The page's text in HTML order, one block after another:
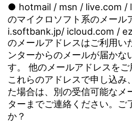
● hotmail / msn / live.com /
のマイクロソフト系のメール
i.softbank.jp/ icloud.com /
のメールアドレスはご利用い
ンターからのメールが届かな
す。 他のメールアドレスを
これらのアドレスで申し込み
た場合は、別の受信可能なメ
ターまでご連絡ください。ご
か？